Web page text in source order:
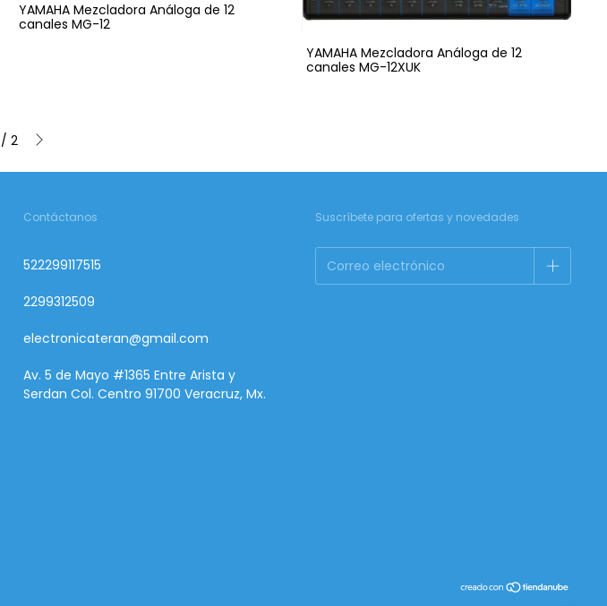
YAMAHA Mezcladora Análoga de 12
canales MG-12
YAMAHA Mezcladora Análoga de 12
canales MG-12XUK
/ 2
Contáctanos
522299117515
2299312509
electronicateran@gmail.com
Av. 5 de Mayo #1365 Entre Arista y
Serdan Col. Centro 91700 Veracruz, Mx.
Suscríbete para ofertas y novedades